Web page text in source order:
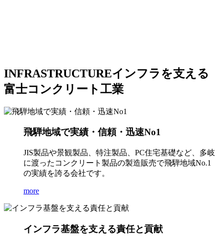
INFRASTRUCTUREインフラを支える
富士コンクリート工業
飛騨地域で実績・信頼・迅速No1
JIS製品や景観製品、特注製品、PC住宅基礎など、多岐
に渡ったコンクリート製品の製造販売で飛騨地域No.1
の実績を誇る会社です。
more
インフラ基盤を支える責任と貢献